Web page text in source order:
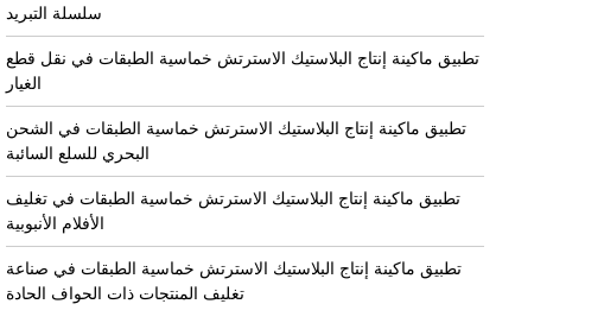
سلسلة التبريد
تطبيق ماكينة إنتاج البلاستيك الاسترتش خماسية الطبقات في نقل قطع
الغيار
تطبيق ماكينة إنتاج البلاستيك الاسترتش خماسية الطبقات في الشحن
البحري للسلع السائبة
تطبيق ماكينة إنتاج البلاستيك الاسترتش خماسية الطبقات في تغليف
الأفلام الأنبوبية
تطبيق ماكينة إنتاج البلاستيك الاسترتش خماسية الطبقات في صناعة
تغليف المنتجات ذات الحواف الحادة